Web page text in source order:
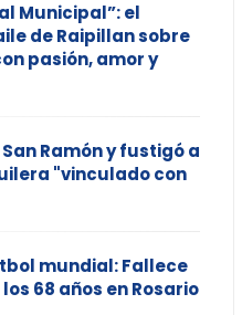
Municipal”: el
de Raipillan sobre
pasión, amor y
Ramón y fustigó a
"vinculado con
mundial: Fallece
68 años en Rosario